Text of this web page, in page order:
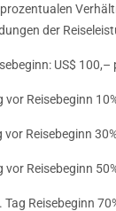
der
US$ 100,–
vor Reisebeginn
Reisebeginn
Reisebeginn
Reisebeginn